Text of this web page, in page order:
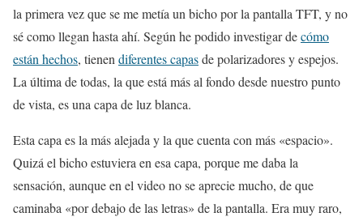
la primera vez que se me metía un bicho por la pantalla TFT, y no
sé como llegan hasta ahí. Según he podido investigar decómo
están hechos, tienen diferentes capasde polarizadores y espejos.
La última de todas, la que está más al fondo desde nuestro punto
de vista, es una capa de luz blanca.
Esta capa es la más alejada y la que cuenta con más «espacio».
Quizá el bicho estuviera en esa capa, porque me daba la
sensación, aunque en el video no se aprecie mucho, de que
caminaba «por debajo de las letras» de la pantalla. Era muy raro,